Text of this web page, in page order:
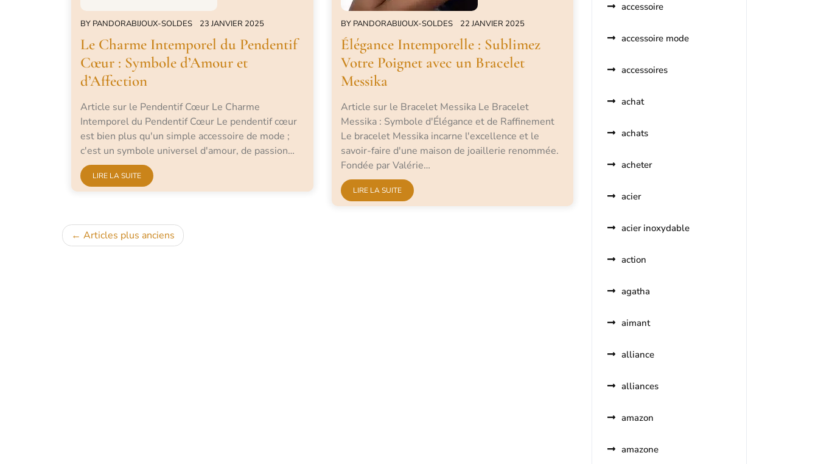
BY PANDORABIJOUX-SOLDES 23 JANVIER 2025
Le Charme Intemporel du Pendentif
Cœur : Symbole d’Amour et
d’Affection
Article sur le Pendentif Cœur Le Charme
Intemporel du Pendentif Cœur Le pendentif cœur
est bien plus qu'un simple accessoire de mode ;
c'est un symbole universel d'amour, de passion…
LIRE LA SUITE
BY PANDORABIJOUX-SOLDES 22 JANVIER 2025
Élégance Intemporelle : Sublimez
Votre Poignet avec un Bracelet
Messika
Article sur le Bracelet Messika Le Bracelet
Messika : Symbole d'Élégance et de Raffinement
Le bracelet Messika incarne l'excellence et le
savoir-faire d'une maison de joaillerie renommée.
Fondée par Valérie…
LIRE LA SUITE
Navigation
Articles plus anciens
accessoire
accessoire mode
accessoires
achat
achats
acheter
acier
acier inoxydable
action
agatha
aimant
alliance
alliances
amazon
amazone